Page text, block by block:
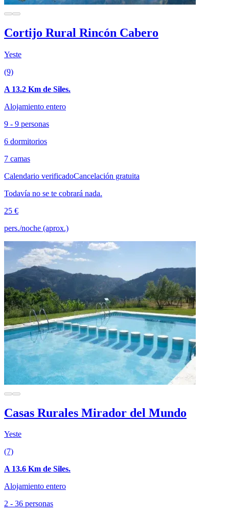
Cortijo Rural Rincón Cabero
Yeste
(9)
A 13.2 Km de Siles.
Alojamiento entero
9 - 9 personas
6 dormitorios
7 camas
Calendario verificadoCancelación gratuita
Todavía no se te cobrará nada.
25 €
pers./noche (aprox.)
Casas Rurales Mirador del Mundo
Yeste
(7)
A 13.6 Km de Siles.
Alojamiento entero
2 - 36 personas